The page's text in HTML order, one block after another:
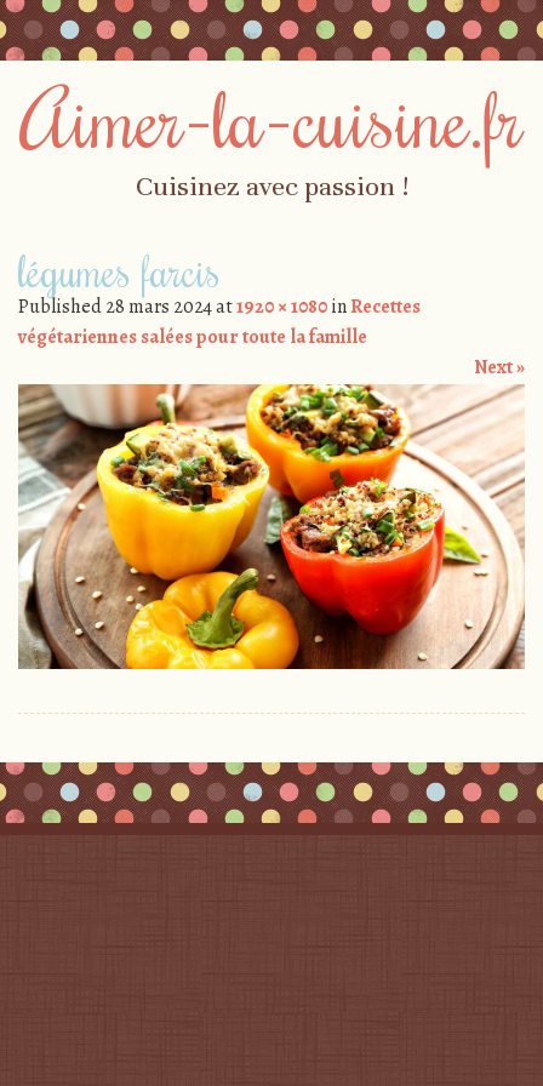
Aimer-la-cuisine.fr
Cuisinez avec passion !
Menu
légumes farcis
Published28 mars 2024at1920 × 1080inRecettes
végétariennes salées pour toute la famille
Next »